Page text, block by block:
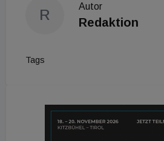
R
Autor
Redaktion
Tags